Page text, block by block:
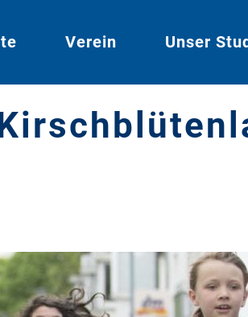
Verein Unser